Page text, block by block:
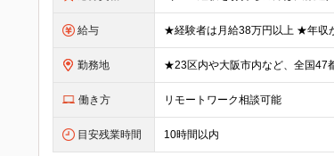
給与
勤務地
働き方 リモートワーク相談可能
目安残業時間 10時間以内